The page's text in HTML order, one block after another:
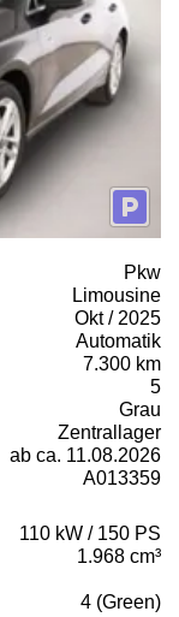
Pkw
Limousine
Okt / 2025
Automatik
7.300 km
5
Grau
Zentrallager
ab ca. 11.08.2026
A013359
110 kW / 150 PS
1.968 cm³
4 (Green)